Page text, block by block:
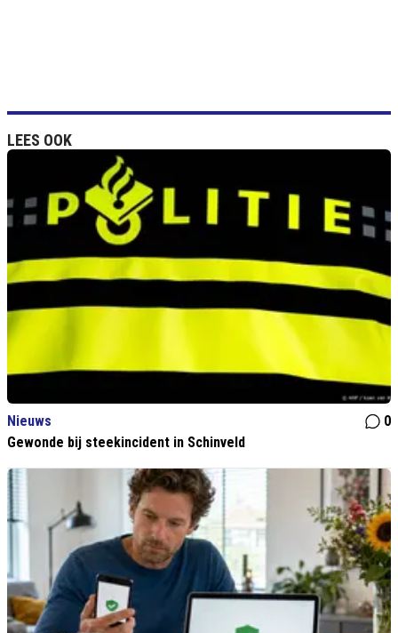
LEES OOK
Nieuws
0
Gewonde bij steekincident in Schinveld